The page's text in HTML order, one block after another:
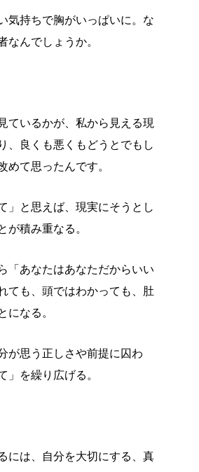
気持ちで胸がいっぱいに。な
なんでしょうか。
ているかが、私から見える現
、良くも悪くもどうとでもし
めて思ったんです。
」と思えば、現実にそうとし
が積み重なる。
「あなたはあなただからいい
ても、頭ではわかっても、肚
になる。
が思う正しさや前提に囚わ
」を繰り広げる。
には、自分を大切にする、真